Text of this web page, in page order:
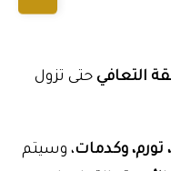
التعافي حتى تزول
تورم، وكدمات، وسيتم